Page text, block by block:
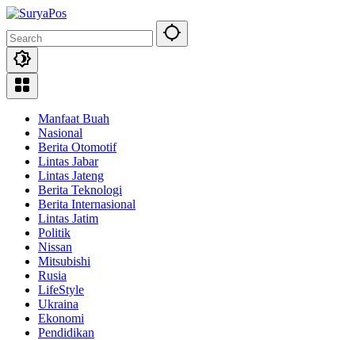
Skip
content
Manfaat Buah
Nasional
Berita Otomotif
Lintas Jabar
Lintas Jateng
Berita Teknologi
Berita Internasional
Lintas Jatim
Politik
Nissan
Mitsubishi
Rusia
LifeStyle
Ukraina
Ekonomi
Pendidikan